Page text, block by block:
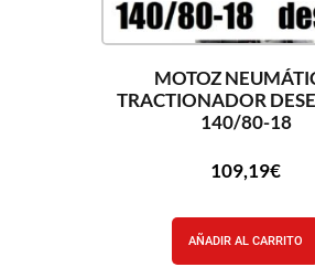
MOTOZ
TRACTIONADOR
140/80-18
109,19€
AÑADIR AL CARRITO